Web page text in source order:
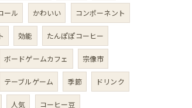
ール かわいい コンポーネント
効能 たんぽぽコーヒー
ボードゲームカフェ 宗像市
テーブルゲーム 季節 ドリンク
人気 コーヒー豆